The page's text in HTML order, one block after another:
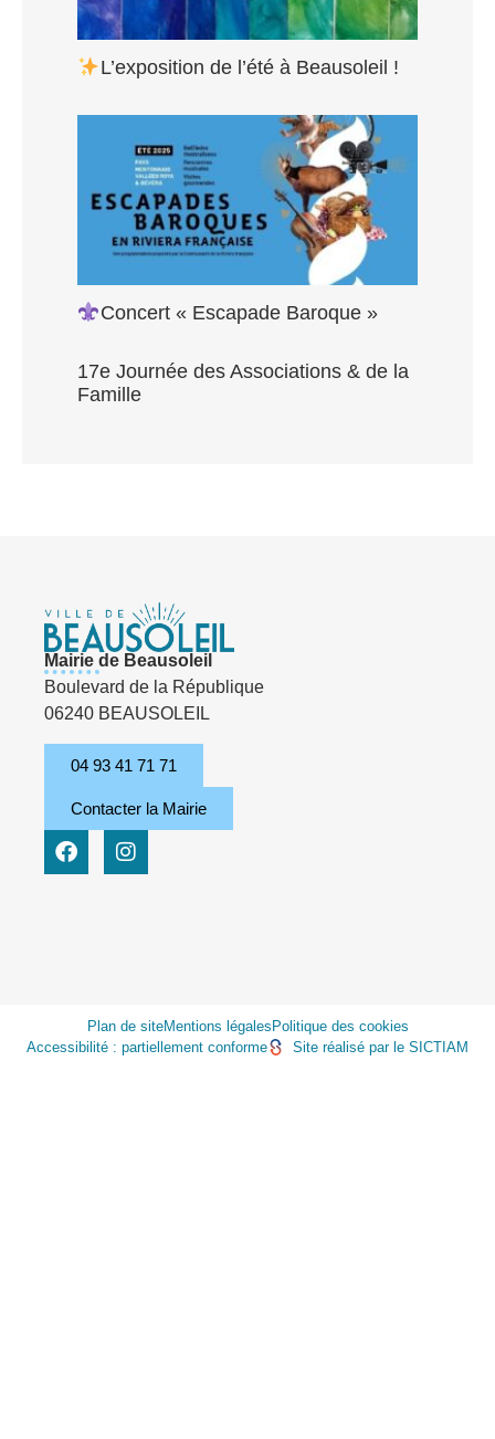
L’exposition de l’été à Beausoleil !
Concert « Escapade Baroque »
17e Journée des Associations & de la
Famille
Mairie de Beausoleil
Boulevard de la République
06240 BEAUSOLEIL
04 93 41 71 71
Contacter la Mairie
Plan de siteMentions légales Politique des cookies
Accessibilité : partiellement conforme
Site réalisé par le SICTIAM